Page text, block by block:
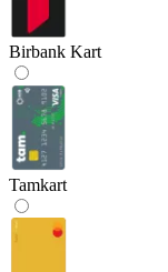
Birbank Kart
Tamkart